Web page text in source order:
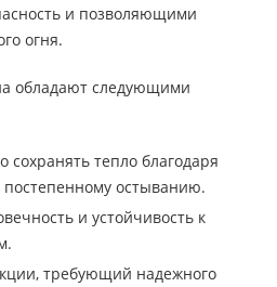
и позволяющими
огня.
обладают следующими
сохранять тепло благодаря
остыванию.
и устойчивость к
требующий надежного